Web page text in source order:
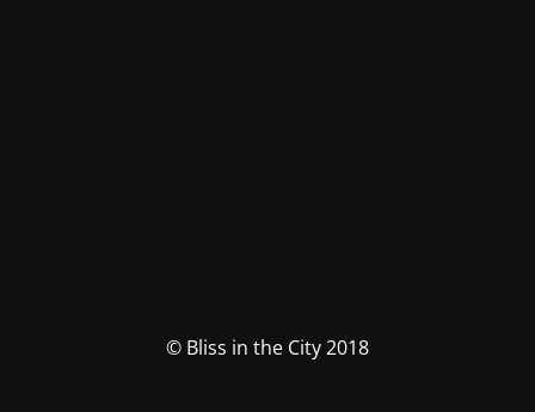
© Bliss in the City 2018